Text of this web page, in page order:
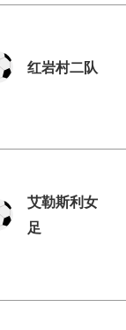
红岩村二队
艾勒斯利女
足